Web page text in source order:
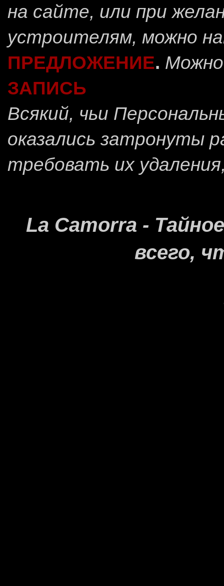
на сайте, или при
устроителям, можно
ПРЕДЛОЖЕНИЕ.
ЗАПИСЬ
Всякий, чьи
оказались затронуты
требовать их
La Camorra -
всего,